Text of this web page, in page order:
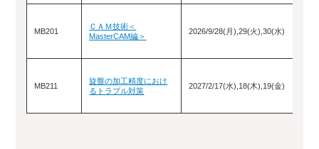
MB201
ＣＡＭ技術＜
MasterCAM編＞
2026/9/28(月),29(火),30(水)
MB211
旋盤の加工精度におけ
るトラブル対策
2027/2/17(水),18(木),19(金)